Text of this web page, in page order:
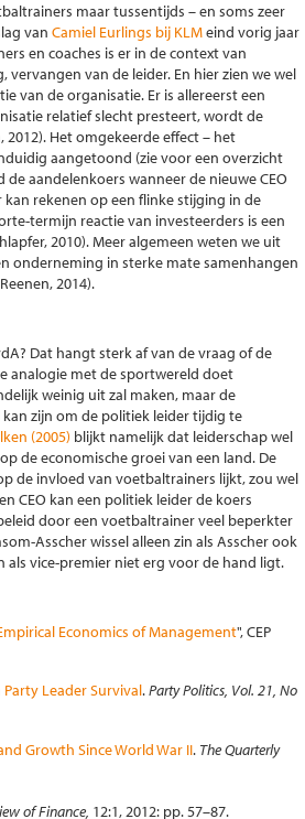
maar tussentijds – en soms zeer
van Camiel Eurlings bij KLMeind vorig jaar
en coaches is er in de context van
van de leider. En hier zien we wel
van de organisatie. Er is allereerst een
relatief slecht presteert, wordt de
Het omgekeerde effect – het
aangetoond (zie voor een overzicht
aandelenkoers wanneer de nieuwe CEO
rekenen op een flinke stijging in de
termijn reactie van investeerders is een
2010). Meer algemeen weten we uit
onderneming in sterke mate samenhangen
2014).
Dat hangt sterk af van de vraag of de
analogie met de sportwereld doet
weinig uit zal maken, maar de
zijn om de politiek leider tijdig te
(2005) blijkt namelijk dat leiderschap wel
de economische groei van een land. De
de invloed van voetbaltrainers lijkt, zou wel
CEO kan een politiek leider de koers
door een voetbaltrainer veel beperkter
Asscher wissel alleen zin als Asscher ook
als vice-premier niet erg voor de hand ligt.
Economics of Management", CEP
Leader Survival.Party Politics, Vol. 21, No
Growth Since World War II. The Quarterly
of Finance, 12:1, 2012: pp. 57–87.